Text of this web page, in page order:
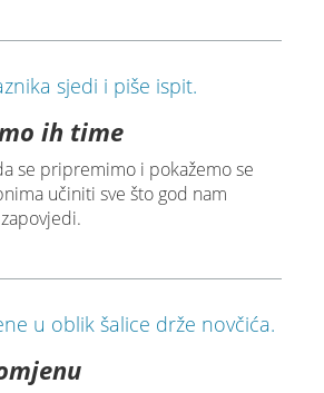
ih time
se pripremimo i pokažemo se
učiniti sve što god nam